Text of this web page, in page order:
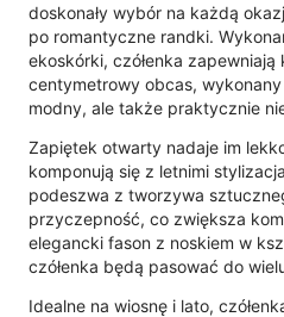
doskonały wybór na każdą
po romantyczne randki.
ekoskórki, czółenka
centymetrowy obcas,
modny, ale także praktycznie
Zapiętek otwarty nadaje im
komponują się z letnimi
podeszwa z tworzywa
przyczepność, co zwiększa
elegancki fason z noskiem w
czółenka będą pasować do
Idealne na wiosnę i lato,